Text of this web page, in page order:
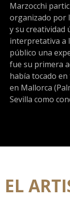
Marzocchi
organizado por
y su creatividad
interpretativa a
público una
fue su primera
había tocado
en Mallorca
Sevilla como
EL